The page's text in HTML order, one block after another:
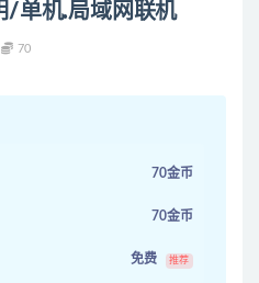
/单机.局域网联机
70
70金币
70金币
免费 推荐